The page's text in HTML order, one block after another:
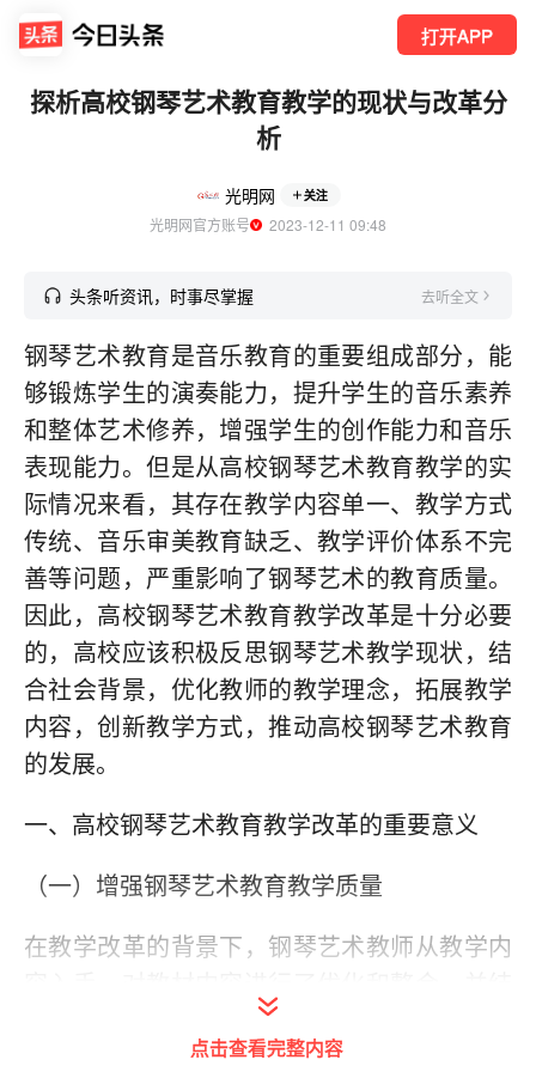
打开APP
探析高校钢琴艺术教育教学的现状与改革分
析
光明网 关注
光明网官方账号
  2023-12-11 09:48
头条听资讯，时事尽掌握 去听全文
钢琴艺术教育是音乐教育的重要组成部分，能
够锻炼学生的演奏能力，提升学生的音乐素养
和整体艺术修养，增强学生的创作能力和音乐
表现能力。但是从高校钢琴艺术教育教学的实
际情况来看，其存在教学内容单一、教学方式
传统、音乐审美教育缺乏、教学评价体系不完
善等问题，严重影响了钢琴艺术的教育质量。
因此，高校钢琴艺术教育教学改革是十分必要
的，高校应该积极反思钢琴艺术教学现状，结
合社会背景，优化教师的教学理念，拓展教学
内容，创新教学方式，推动高校钢琴艺术教育
的发展。
一、高校钢琴艺术教育教学改革的重要意义
（一）增强钢琴艺术教育教学质量
在教学改革的背景下，钢琴艺术教师从教学内
合钢琴艺术的发展情况增加了新的教学内容，
拓展学生的知识面，锻炼学生的专业能力，使
点击查看完整内容